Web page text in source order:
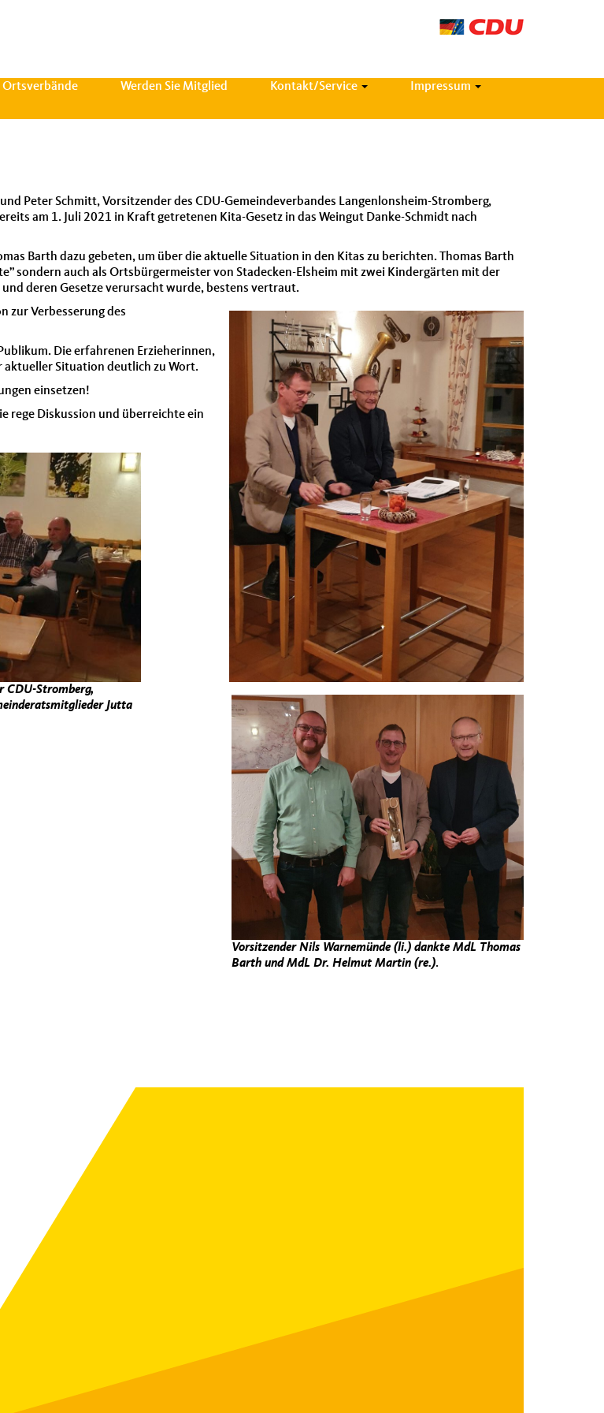
Ortsverbände Werden Sie Mitglied Kontakt/Service Impressum
Peter Schmitt, Vor­sitzen­der des CDU-Gemein­de­ver­ban­des Lan­gen­lon­sheim-Stromberg,
am 1. Juli 2021 in Kraft getrete­nen Kita-Gesetz in das Weingut Danke-Schmidt nach
Barth dazu gebeten, um über die aktuelle Sit­u­a­tion in den Kitas zu bericht­en. Thomas Barth
son­dern auch als Orts­bürg­er­meis­ter von Stadeck­en-Elsheim mit zwei Kindergärten mit der
deren Geset­ze verur­sacht wurde, bestens ver­traut.
zur Verbesserung des
Die erfahre­nen Erzieherin­nen,
aktueller Sit­u­a­tion deut­lich zu Wort.
ein­set­zen!
rege Diskus­sion und über­re­ichte ein
CDU-Stromberg,
Jut­ta
Vor­sitzen­der Nils Warnemünde (li.) dank­te MdL Thomas
Barth und MdL Dr. Hel­mut Mar­tin (re.).